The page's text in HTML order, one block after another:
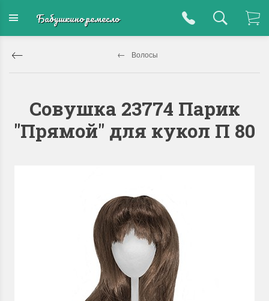
Бабушкино ремесло
Волосы
Совушка 23774 Парик
"Прямой" для кукол П 80